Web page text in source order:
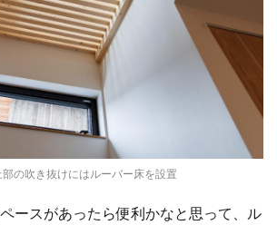
の吹き抜けにはルーバー床を設置
ースがあったら便利かなと思って、ル